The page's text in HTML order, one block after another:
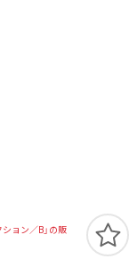
ション／B」の販